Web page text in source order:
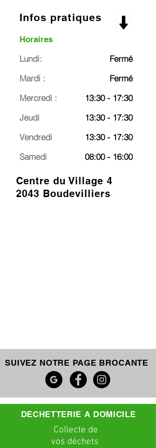
Infos pratiques
Horaires
Lundi:
Mardi :
Mercredi :
Jeudi
Vendredi
Samedi
Fermé
Fermé
13:30 - 17:30
13:30 - 17:30
13:30 - 17:30
08:00 - 16:00
Centre du Village 4
2043 Boudevilliers
SUIVEZ NOTRE PAGE BROCANTE
DECHETTERIE A DOMICILE
Collecte de
vos déchets